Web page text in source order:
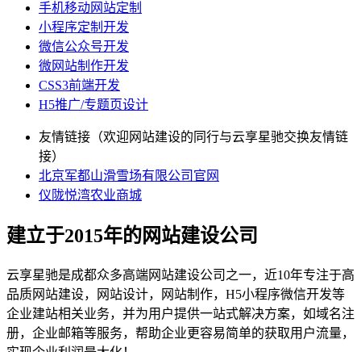
手机移动网站定制
小程序定制开发
微信公众号开发
微网站制作开发
CSS3前端开发
H5推广/专题页设计
友情链接（欢迎网站建设的同行与云享星驰交换友情链
接）
北京军都山滑雪场有限公司官网
仪陇悦湾农业商城
建立于2015年的网站建设公司
云享星驰是成都众多高端网站建设公司之一，近10年专注于高
品质网站建设，网站设计，网站制作，H5小程序微信开发等
企业建站相关业务，并为用户提供一站式解决方案，如域名注
册，企业邮箱等服务，帮助企业更容易简单的获取用户流量，